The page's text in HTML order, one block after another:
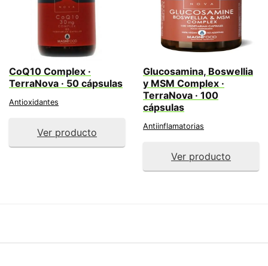
CoQ10 Complex ·
TerraNova · 50 cápsulas
Antioxidantes
Ver producto
Glucosamina, Boswellia
y MSM Complex ·
TerraNova · 100
cápsulas
Antiinflamatorias
Ver producto